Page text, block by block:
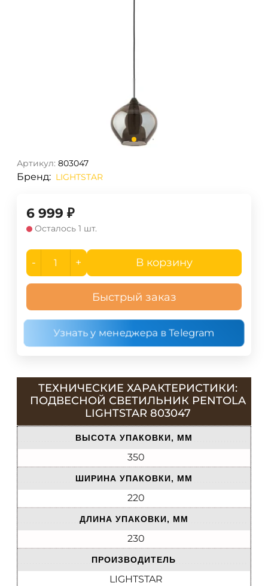
Артикул: 803047
Бренд: LIGHTSTAR
6 999 ₽
Осталось 1 шт.
- + В корзину
Быстрый заказ
Узнать у менеджера в Telegram
ТЕХНИЧЕСКИЕ ХАРАКТЕРИСТИКИ:
ПОДВЕСНОЙ СВЕТИЛЬНИК PENTOLA
LIGHTSTAR 803047
ВЫСОТА УПАКОВКИ, ММ
350
ШИРИНА УПАКОВКИ, ММ
220
ДЛИНА УПАКОВКИ, ММ
230
ПРОИЗВОДИТЕЛЬ
LIGHTSTAR